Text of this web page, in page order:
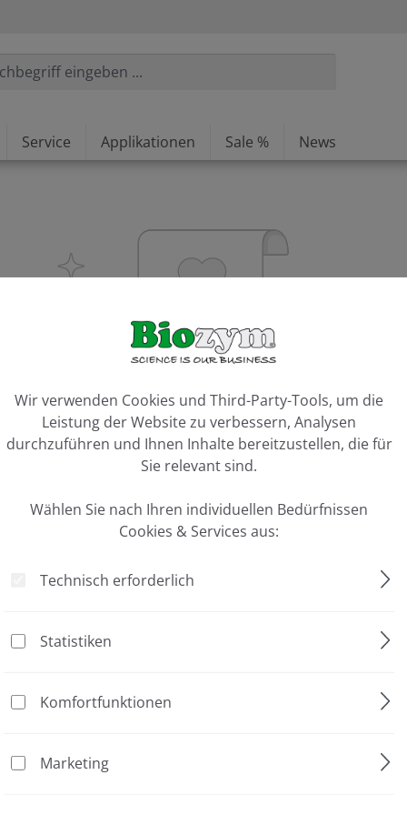
Service Applikationen Sale % News
Ihr Merkzettel ist leer
Mal bei uns sind. Einfach den gewünschten Artikel auf
bei einem späteren Besuch Ihre vorgemerkten Artikel wieder
Wir verwenden Cookies und Third-Party-Tools, um die
Leistung der Website zu verbessern, Analysen
durchzuführen und Ihnen Inhalte bereitzustellen, die für
Sie relevant sind.
Wählen Sie nach Ihren individuellen Bedürfnissen
Cookies & Services aus:
Technisch erforderlich
Statistiken
Komfortfunktionen
Marketing